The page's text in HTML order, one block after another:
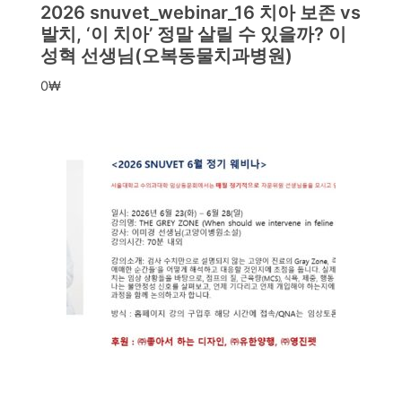
2026 snuvet_webinar_16 치아 보존 vs
발치, ‘이 치아’ 정말 살릴 수 있을까? 이
성혁 선생님(오복동물치과병원)
0₩